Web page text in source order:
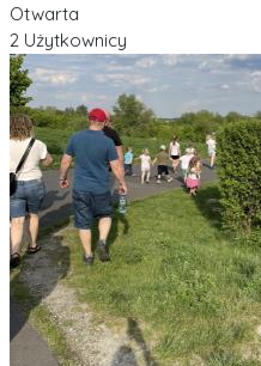
Otwarta
2 Użytkownicy